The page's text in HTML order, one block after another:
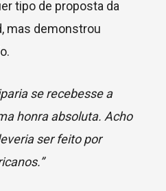
tipo de proposta da
mas demonstrou
se recebesse a
honra absoluta. Acho
ser feito por